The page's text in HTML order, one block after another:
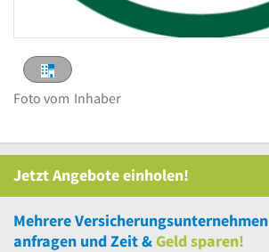
Foto vom Inhaber
Jetzt Angebote einholen!
MehrereVersicherungsunternehmen
anfragen und Zeit &Geld sparen!